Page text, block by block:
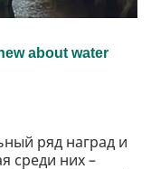
ряд наград и
среди них –